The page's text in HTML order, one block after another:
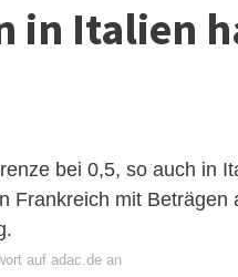
in Italien
bei 0,5, so auch in
Frankreich mit Beträgen
auf adac.de an